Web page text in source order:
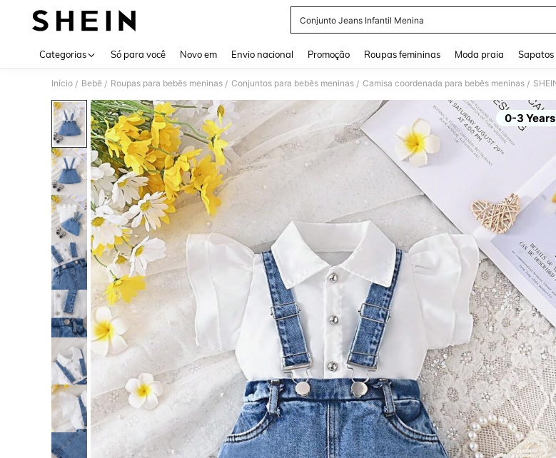
Conjunto Jeans Infantil Menina
Categorias Só para você Novo em Envio nacional Promoção Roupas femininas Moda praia Sapatos
Início / Bebê / Roupas para bebês meninas / Conjuntos para bebês meninas / Camisa coordenada para bebês meninas /
0-3 Years